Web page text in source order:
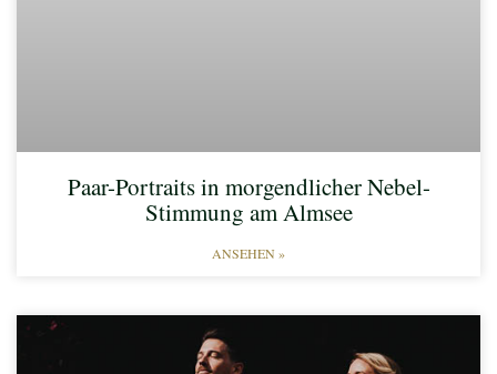
Paar-Portraits in morgendlicher Nebel-
Stimmung am Almsee​
ANSEHEN »